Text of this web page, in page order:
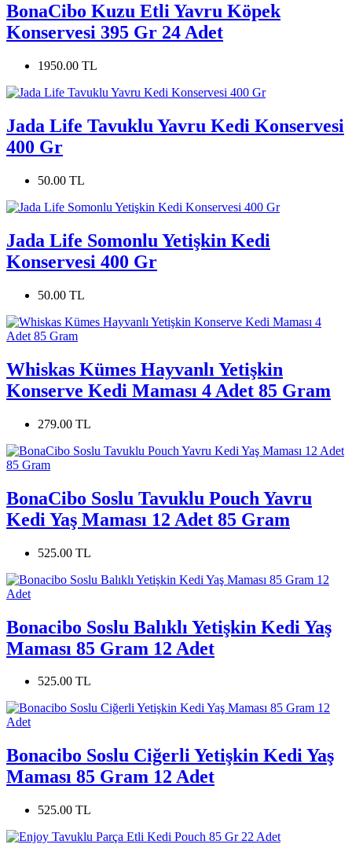
BonaCibo Kuzu Etli Yavru Köpek
Konservesi 395 Gr 24 Adet
1950.00 TL
Jada Life Tavuklu Yavru Kedi Konservesi
400 Gr
50.00 TL
Jada Life Somonlu Yetişkin Kedi
Konservesi 400 Gr
50.00 TL
Whiskas Kümes Hayvanlı Yetişkin
Konserve Kedi Maması 4 Adet 85 Gram
279.00 TL
BonaCibo Soslu Tavuklu Pouch Yavru
Kedi Yaş Maması 12 Adet 85 Gram
525.00 TL
Bonacibo Soslu Balıklı Yetişkin Kedi Yaş
Maması 85 Gram 12 Adet
525.00 TL
Bonacibo Soslu Ciğerli Yetişkin Kedi Yaş
Maması 85 Gram 12 Adet
525.00 TL